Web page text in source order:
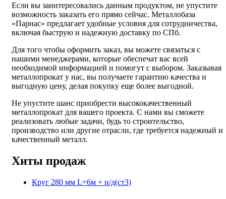
Если вы заинтересовались данным продуктом, не упустите
возможность заказать его прямо сейчас. Металлобаза
«Парнас» предлагает удобные условия для сотрудничества,
включая быструю и надежную доставку по СПб.
Для того чтобы оформить заказ, вы можете связаться с
нашими менеджерами, которые обеспечат вас всей
необходимой информацией и помогут с выбором. Заказывая
металлопрокат у нас, вы получаете гарантию качества и
выгодную цену, делая покупку еще более выгодной.
Не упустите шанс приобрести высококачественный
металлопрокат для вашего проекта. С нами вы сможете
реализовать любые задачи, будь то строительство,
производство или другие отрасли, где требуется надежный и
качественный металл.
Хиты продаж
Круг 280 мм L=6м + н/д(ст3)